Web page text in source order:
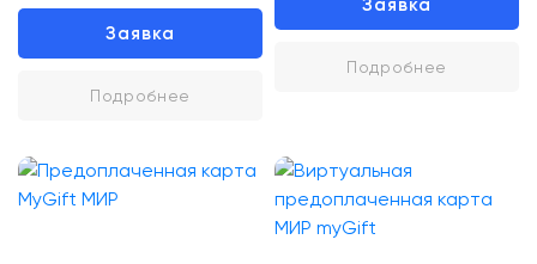
Заявка
Подробнее
Заявка
Подробнее